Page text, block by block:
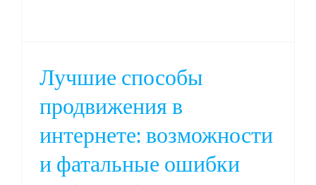
Лучшие способы
продвижения в
интернете: возможности
и фатальные ошибки